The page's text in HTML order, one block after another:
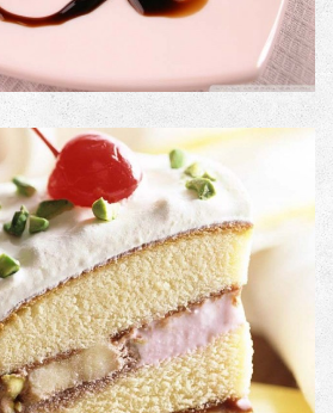
NAME
with no link